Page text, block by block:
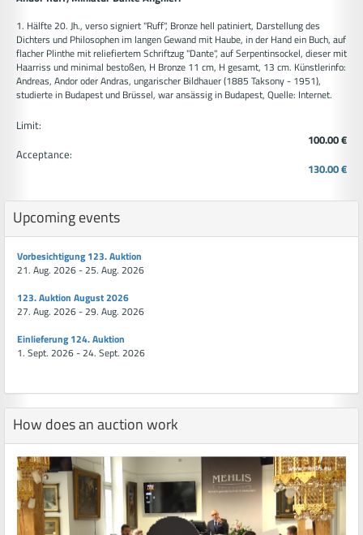
1. Hälfte 20. Jh., verso signiert "Ruff", Bronze hell patiniert, Darstellung des
Dichters und Philosophen im langen Gewand mit Haube, in der Hand ein Buch, auf
flacher Plinthe mit reliefiertem Schriftzug "Dante", auf Serpentinsockel, dieser mit
Haarriss und minimal bestoßen, H Bronze 11 cm, H gesamt, 13 cm. Künstlerinfo:
Andreas, Andor oder Andras, ungarischer Bildhauer (1885 Taksony - 1951),
studierte in Budapest und Brüssel, war ansässig in Budapest, Quelle: Internet.
Limit:
100.00 €
Acceptance:
130.00 €
Upcoming events
Vorbesichtigung 123. Auktion
21. Aug. 2026 - 25. Aug. 2026
123. Auktion August 2026
27. Aug. 2026 - 29. Aug. 2026
Einlieferung 124. Auktion
1. Sept. 2026 - 24. Sept. 2026
How does an auction work